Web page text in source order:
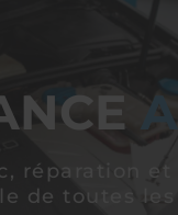
réparation
de toutes